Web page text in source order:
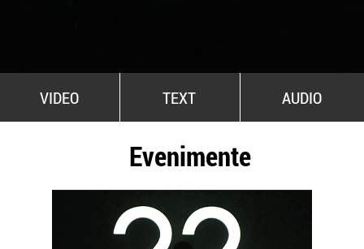
VIDEO TEXT AUDIO
Evenimente